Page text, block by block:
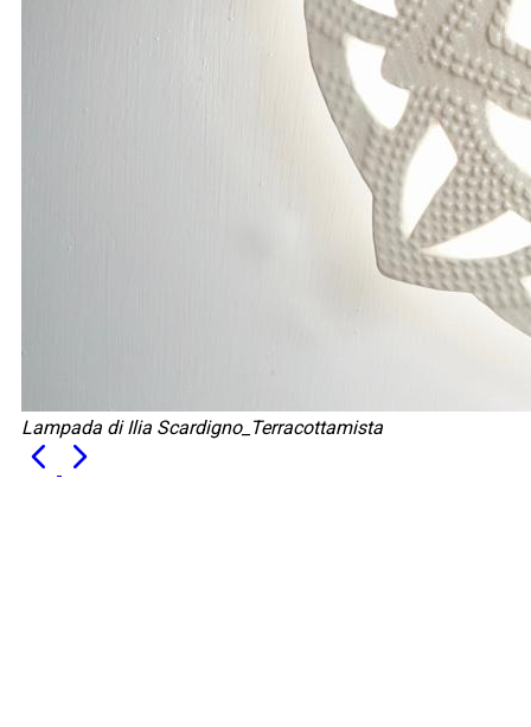
Lampada di Ilia Scardigno_Terracottamista